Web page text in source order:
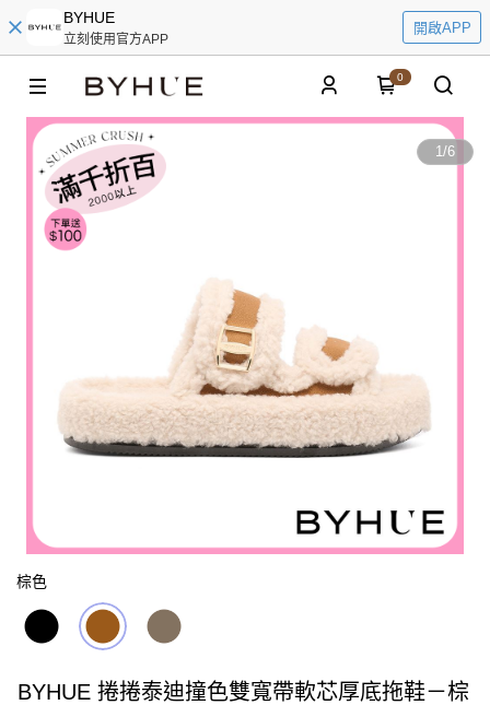
BYHUE
立刻使用官方APP
開啟APP
0
1/6
棕色
BYHUE 捲捲泰迪撞色雙寬帶軟芯厚底拖鞋－棕